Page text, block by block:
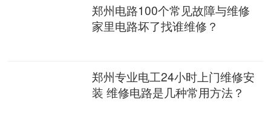
郑州电路100个常见故障与维修
家里电路坏了找谁维修？
郑州专业电工24小时上门维修安
装 维修电路是几种常用方法？